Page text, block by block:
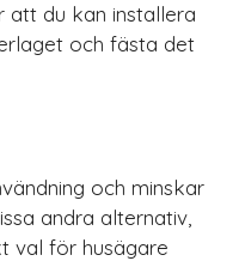
att du kan installera
och fästa det
och minskar
andra alternativ,
val för husägare